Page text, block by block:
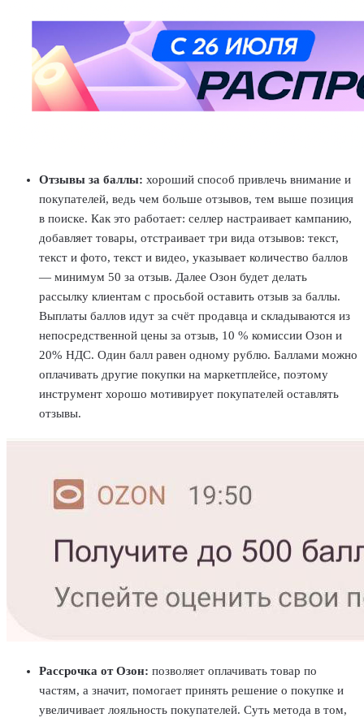
Отзывы за баллы: хороший способ привлечь внимание и
покупателей, ведь чем больше отзывов, тем выше позиция
в поиске. Как это работает: селлер настраивает кампанию,
добавляет товары, отстраивает три вида отзывов: текст,
текст и фото, текст и видео, указывает количество баллов
— минимум 50 за отзыв. Далее Озон будет делать
рассылку клиентам с просьбой оставить отзыв за баллы.
Выплаты баллов идут за счёт продавца и складываются из
непосредственной цены за отзыв, 10 % комиссии Озон и
20% НДС. Один балл равен одному рублю. Баллами можно
оплачивать другие покупки на маркетплейсе, поэтому
инструмент хорошо мотивирует покупателей оставлять
отзывы.
Рассрочка от Озон: позволяет оплачивать товар по
частям, а значит, помогает принять решение о покупке и
увеличивает лояльность покупателей. Суть метода в том,